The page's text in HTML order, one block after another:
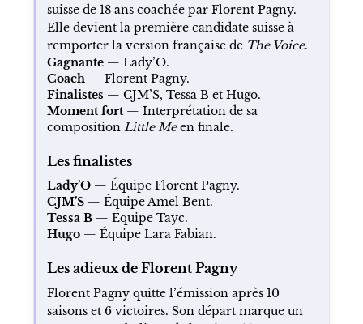
suisse de 18 ans coachée par Florent Pagny.
Elle devient la première candidate suisse à
remporter la version française de The Voice.
Gagnante— Lady’O.
Coach— Florent Pagny.
Finalistes — CJM’S, Tessa B et Hugo.
Moment fort— Interprétation de sa
composition Little Meen finale.
Les finalistes
Lady’O— Équipe Florent Pagny.
CJM’S— Équipe Amel Bent.
Tessa B— Équipe Tayc.
Hugo— Équipe Lara Fabian.
Les adieux de Florent Pagny
Florent Pagny quitte l’émission après 10
saisons et 6 victoires. Son départ marque un